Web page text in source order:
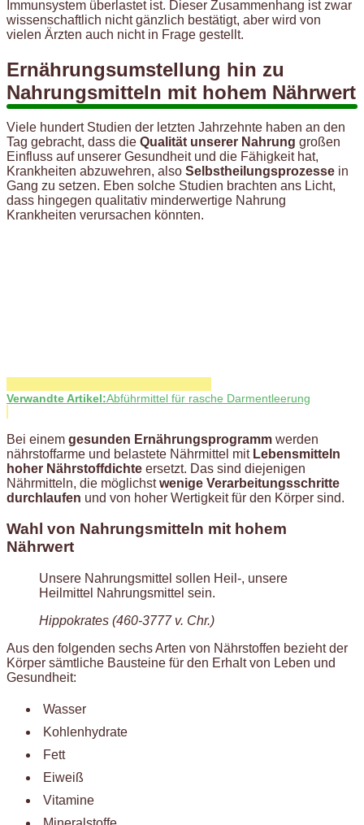
Immunsystem überlastet ist. Dieser Zusammenhang ist zwar
wissenschaftlich nicht gänzlich bestätigt, aber wird von
vielen Ärzten auch nicht in Frage gestellt.
Ernährungsumstellung hin zu
Nahrungsmitteln mit hohem Nährwert
Viele hundert Studien der letzten Jahrzehnte haben an den
Tag gebracht, dass die Qualität unserer Nahrung großen
Einfluss auf unserer Gesundheit und die Fähigkeit hat,
Krankheiten abzuwehren, also Selbstheilungsprozesse in
Gang zu setzen. Eben solche Studien brachten ans Licht,
dass hingegen qualitativ minderwertige Nahrung
Krankheiten verursachen könnten.
Verwandte Artikel:Abführmittel für rasche Darmentleerung
Bei einem gesunden Ernährungsprogramm werden
nährstoffarme und belastete Nährmittel mit Lebensmitteln
hoher Nährstoffdichte ersetzt. Das sind diejenigen
Nährmitteln, die möglichstwenige Verarbeitungsschritte
durchlaufen und von hoher Wertigkeit für den Körper sind.
Wahl von Nahrungsmitteln mit hohem
Nährwert
Unsere Nahrungsmittel sollen Heil-, unsere
Heilmittel Nahrungsmittel sein.
Hippokrates (460-3777 v. Chr.)
Aus den folgenden sechs Arten von Nährstoffen bezieht der
Körper sämtliche Bausteine für den Erhalt von Leben und
Gesundheit:
Wasser
Kohlenhydrate
Fett
Eiweiß
Vitamine